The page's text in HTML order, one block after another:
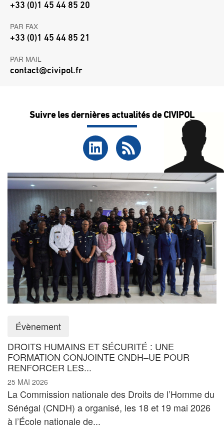
Évènement
DROITS HUMAINS ET SÉCURITÉ : UNE
FORMATION CONJOINTE CNDH–UE POUR
RENFORCER LES...
25 MAI 2026
La Commission nationale des Droits de l’Homme du
Sénégal (CNDH) a organisé, les 18 et 19 mai 2026
à l’École nationale de...
+33 (0)1 45 44 85 20
PAR FAX
+33 (0)1 45 44 85 21
PAR MAIL
contact@civipol.fr
Suivre les dernières actualités de CIVIPOL